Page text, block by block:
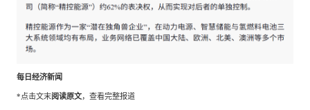
园林绿化 商业航空
每日经济新闻
*点击文末阅读原文，查看完整报道